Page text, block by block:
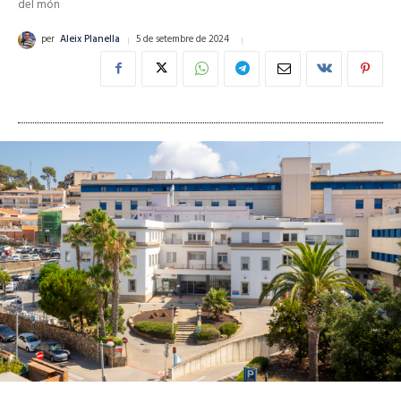
del món
per Aleix Planella 5 de setembre de 2024